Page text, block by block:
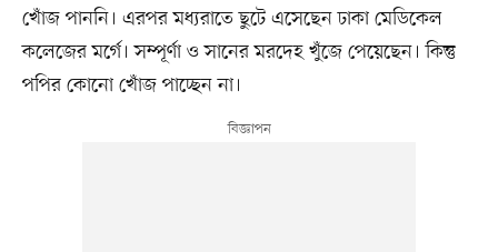
খোঁজ পাননি। এরপর মধ্যরাতে ছুটে এসেছেন ঢাকা মেডিকেল
কলেজের মর্গে। সম্পূর্ণা ও সানের মরদেহ খুঁজে পেয়েছেন। কিন্তু
পপির কোনো খোঁজ পাচ্ছেন না।